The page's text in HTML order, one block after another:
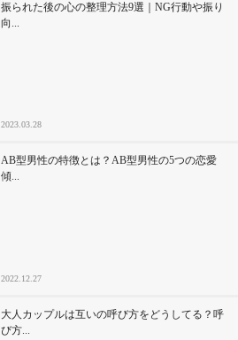
振られた後の心の整理方法9選｜NG行動や振り
向...
2023.03.28
AB型男性の特徴とは？AB型男性の5つの恋愛
傾...
2022.12.27
大人カップルは互いの呼び方をどうしてる？呼
び方...